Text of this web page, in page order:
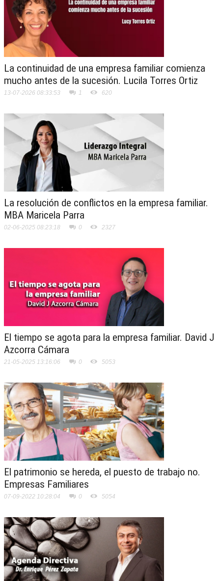
La continuidad de una empresa familiar comienza
mucho antes de la sucesión. Lucila Torres Ortiz
13-07-2026 08:33:53 1 620
La resolución de conflictos en la empresa familiar.
MBA Maricela Parra
02-06-2025 08:23:18 0 2327
El tiempo se agota para la empresa familiar. David J
Azcorra Cámara
21-05-2025 13:16:06 0 5053
El patrimonio se hereda, el puesto de trabajo no.
Empresas Familiares
07-09-2022 10:28:04 0 5054